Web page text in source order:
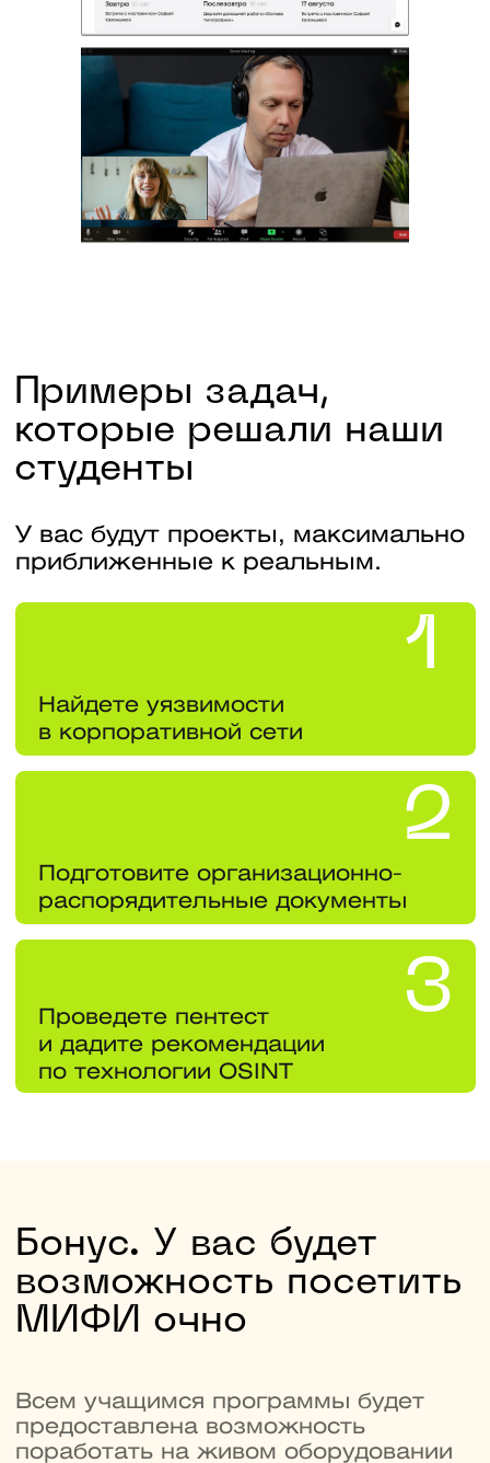
6
Скидки в транспорте
и музеях
Коворкинг для
студентов
Вашу квалификацию
подтвердит диплом
государственного
Это гарантия для работодателя, что
вы прошли фундаментальную подготовку
Вы получите диплом
магистратуры МИФИ